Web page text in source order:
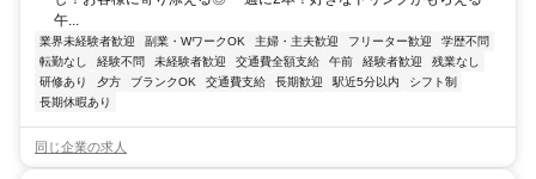
午...
業界未経験者歓迎 副業・WワークOK 主婦・主夫歓迎 フリーター歓迎
学歴不問
転勤なし
経験不問 未経験者歓迎 交通費全額支給 午前 経験者歓迎
残業なし
研修あり
夕方 ブランクOK 交通費支給 長期歓迎 駅近5分以内
シフト制
長期休暇あり
同じ企業の求人